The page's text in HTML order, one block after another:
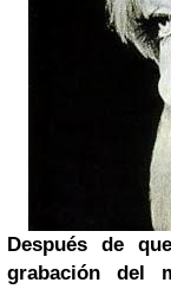
Después de
grabación del